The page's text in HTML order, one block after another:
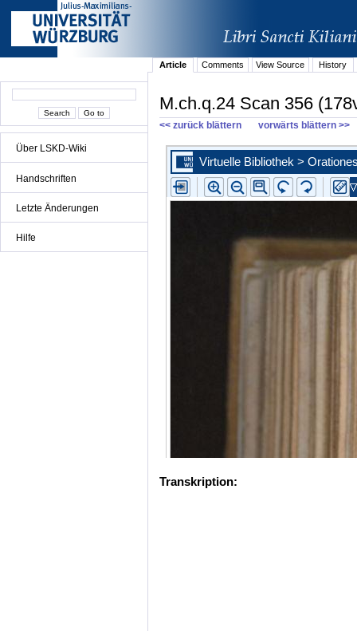
Über LSKD-Wiki
Handschriften
Letzte Änderungen
Hilfe
Article Comments View Source History
M.ch.q.24 Scan 356
<< zurück blättern vorwärts blättern >>
Transkription: